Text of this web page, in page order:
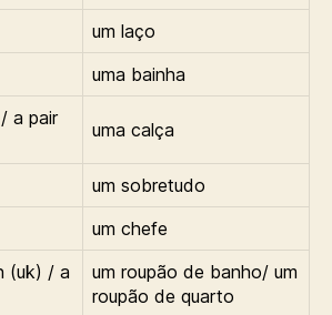
um laço
uma bainha
a pair
uma calça
um sobretudo
um chefe
(uk) / a
um roupão de banho/ um
roupão de quarto